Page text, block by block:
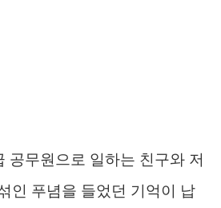
공무원으로 일하는 친구와 저
인 푸념을 들었던 기억이 납